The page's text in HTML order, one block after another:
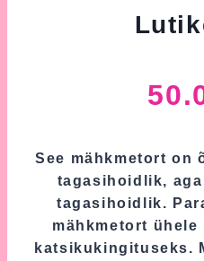
See mähkmetort on
tagasihoidlik,
tagasihoidlik.
mähkmetort
katsikukingituseks.